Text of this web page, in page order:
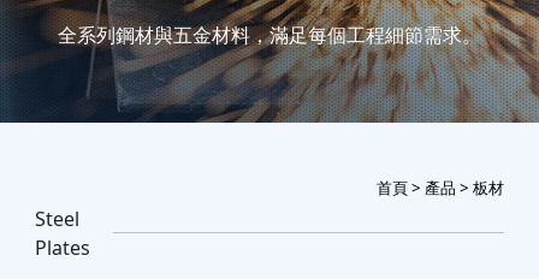
全系列鋼材與五金材料，滿足每個工程細節需求。
首頁> 產品 > 板材
Steel
Plates